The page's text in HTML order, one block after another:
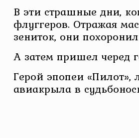
В эти страшные дни,
флуггеров. Отражая
зениток, они
А затем пришел черед
Герой эпопеи
авиакрыла в